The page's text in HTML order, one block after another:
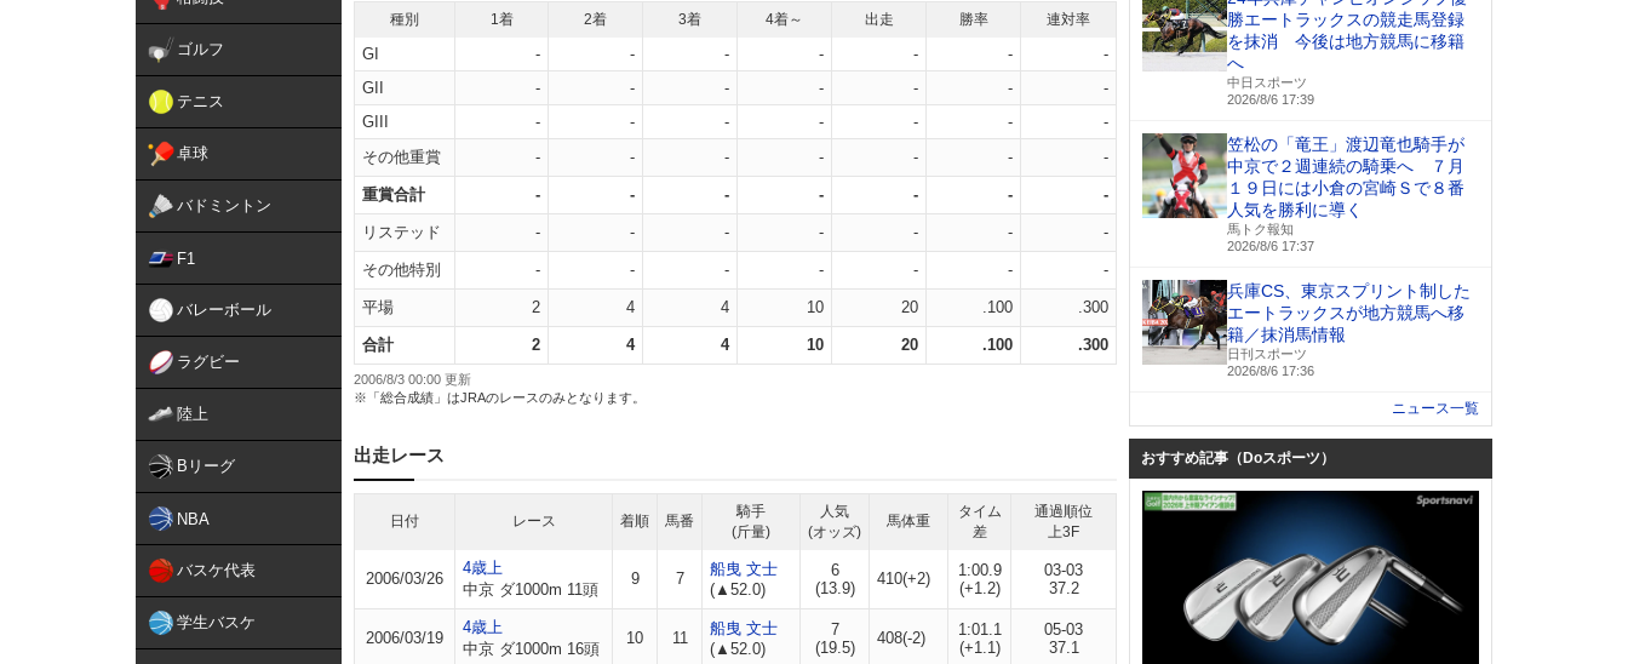
ゴルフ
テニス
卓球
バドミントン
F1
バレーボール
ラグビー
陸上
Bリーグ
NBA
バスケ代表
学生バスケ
種別 1着 2着 3着 4着～ 出走 勝率 連対率
GI - - - - - -
-
GII
- - - - - -
-
GIII
- - - - - -
-
その他重賞
- - - - - - -
重賞合計 - - - - - - -
リステッド - - - - - - -
その他特別 - - - - - - -
平場 2 4 4 10 20 .100 .300
合計 2 4 4 10 20 .100 .300
2006/8/3 00:00 更新
※「総合成績」はJRAのレースのみとなります。
出走レース
日付 レース 着順 馬番
騎手
(斤量)
人気
(オッズ)
馬体重
タイム
差
通過順位
上3F
2006/03/26
4歳上
中京 ダ1000m 11頭
9 7
船曳 文士
(▲52.0)
6
(13.9)
410(+2)
1:00.9
(+1.2)
03-03
37.2
2006/03/19
4歳上
中京 ダ1000m 16頭
10 11
船曳 文士
(▲52.0)
7
(19.5)
408(-2)
1:01.1
(+1.1)
05-03
37.1
勝エートラックスの競走馬登録
を抹消 今後は地方競馬に移籍
へ
中日スポーツ
2026/8/6 17:39
笠松の「竜王」渡辺竜也騎手が
中京で２週連続の騎乗へ ７月
１９日には小倉の宮崎Ｓで８番
人気を勝利に導く
馬トク報知
2026/8/6 17:37
兵庫CS、東京スプリント制した
エートラックスが地方競馬へ移
籍／抹消馬情報
日刊スポーツ
2026/8/6 17:36
ニュース一覧
おすすめ記事（Doスポーツ）